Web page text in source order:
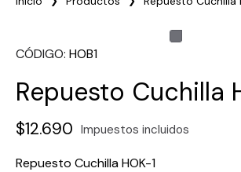
CÓDIGO HOB1
Repuesto Cuchilla
$12.690 Impuestos incluidos
Repuesto Cuchilla HOK-1